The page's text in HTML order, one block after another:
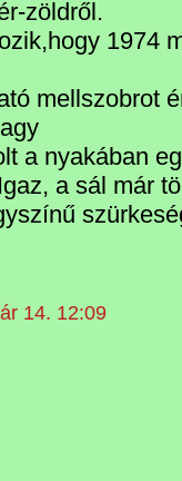
zöldről.
1974
mellszobrot
a nyakában
a sál már
14. 12:09